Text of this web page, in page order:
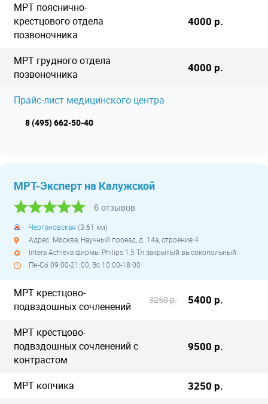
МРТ пояснично-
крестцового отдела
позвоночника
4000 р.
МРТ грудного отдела
позвоночника
4000 р.
Прайс-лист медицинского центра
8 (495) 662-50-40
МРТ-Эксперт на Калужской
6 отзывов
Чертановская (3.61 км)
Адрес: Москва, Научный проезд, д. 14а, строение 4
Intera Achieva фирмы Philips 1,5 Тл закрытый высокопольный
Пн-Сб 09:00-21:00, Вс 10:00-18:00
МРТ крестцово-
подвздошных сочленений
3250 р. 5400 р.
МРТ крестцово-
подвздошных сочленений с
контрастом
9500 р.
МРТ копчика 3250 р.